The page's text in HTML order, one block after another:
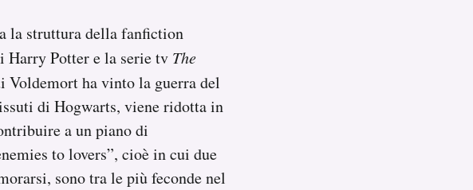
la struttura della fanfiction
Potter e la serie tv The
Voldemort ha vinto la guerra del
di Hogwarts, viene ridotta in
a un piano di
to lovers”, cioè in cui due
sono tra le più feconde nel